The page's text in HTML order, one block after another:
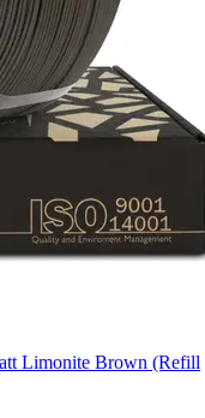
Limonite Brown (Refill